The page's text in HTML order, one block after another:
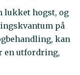
lukket hogst, og
på
kan
en utfordring,